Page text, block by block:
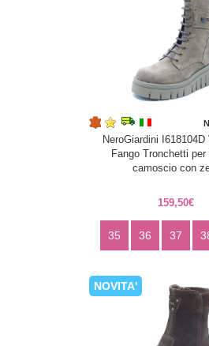
NeroGiardini I618104D
Fango Tronchetti per
camoscio con
159,50€
35 36 37
NOVITA'